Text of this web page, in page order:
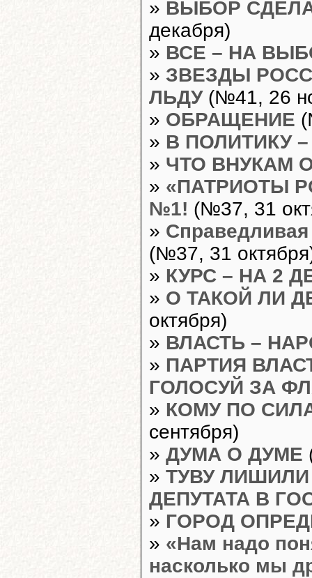
» ВЫБОР
декабря)
» ВСЕ – НА
» ЗВЕЗДЫ
ЛЬДУ(№41, 26
» ОБРАЩЕНИЕ
» В ПОЛИТИКУ
» ЧТО ВНУКАМ
» «ПАТРИОТЫ
№1! (№37, 31
»
(№37, 31
» КУРС – НА 2
» О ТАКОЙ ЛИ
октября)
» ВЛАСТЬ –
» ПАРТИЯ
ГОЛОСУЙ ЗА
» КОМУ ПО
сентября)
» ДУМА О ДУМЕ
» ТУВУ
ДЕПУТАТА В
» ГОРОД
» «Нам надо
насколько мы